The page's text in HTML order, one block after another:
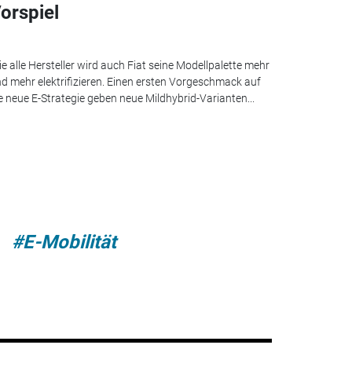
alle Hersteller wird auch Fiat seine Modellpalette mehr
mehr elektrifizieren. Einen ersten Vorgeschmack auf
neue E-Strategie geben neue Mildhybrid-Varianten...
#E-Mobilität